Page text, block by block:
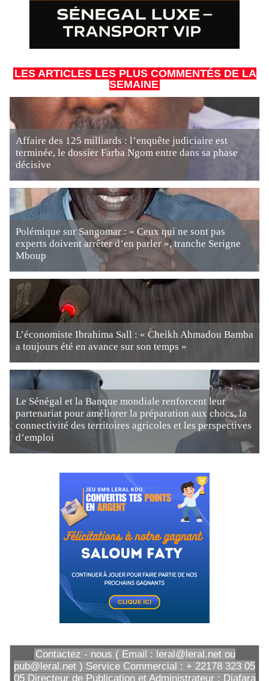
LES ARTICLES LES PLUS COMMENTÉS DE LA
SEMAINE
Affaire des 125 milliards : l’enquête judiciaire est
terminée, le dossier Farba Ngom entre dans sa phase
décisive
Polémique sur Sangomar : « Ceux qui ne sont pas
experts doivent arrêter d’en parler », tranche Serigne
Mboup
L’économiste Ibrahima Sall : « Cheikh Ahmadou Bamba
a toujours été en avance sur son temps »
Le Sénégal et la Banque mondiale renforcent leur
partenariat pour améliorer la préparation aux chocs, la
connectivité des territoires agricoles et les perspectives
d’emploi
Contactez - nous ( Email : leral@leral.net ou
pub@leral.net ) Service Commercial : + 22178 323 05
05 Directeur de Publication et Administrateur : Diafara